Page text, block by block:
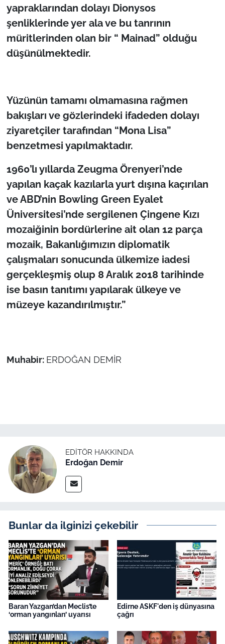
yapraklarından dolayı Dionysos
şenliklerinde yer ala ve bu tanrının
müritlerinden olan bir “ Mainad” olduğu
düşünülmektedir.
Yüzünün tamamı olmamasına rağmen
bakışları ve gözlerindeki ifadeden dolayı
ziyaretçiler tarafından “Mona Lisa”
benzetmesi yapılmaktadır.
1960’lı yıllarda Zeugma Örenyeri’nde
yapılan kaçak kazılarla yurt dışına kaçırılan
ve ABD’nin Bowling Green Eyalet
Üniversitesi’nde sergilenen Çingene Kızı
mozaiğinin bordürlerine ait olan 12 parça
mozaik, Bakanlığımızın diplomatik
çalışmaları sonucunda ülkemize iadesi
gerçekleşmiş olup 8 Aralık 2018 tarihinde
ise basın tanıtımı yapılarak ülkeye ve
müzeye kazandırılmıştır.”
Muhabir: ERDOĞAN DEMİR
EDITÖR HAKKINDA
Erdoğan Demir
Bunlar da ilginizi çekebilir
Baran Yazgan’dan Meclis’te
‘orman yangınları’ uyarısı
Edirne ASKF'den iş dünyasına
çağrı